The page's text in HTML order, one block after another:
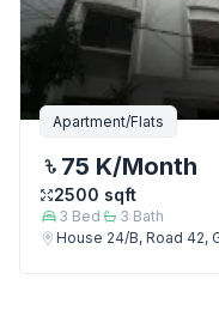
Apartment/Flats
75 K/Month
2500 sqft
3 Bed 3 Bath
House 24/B, Road 42,